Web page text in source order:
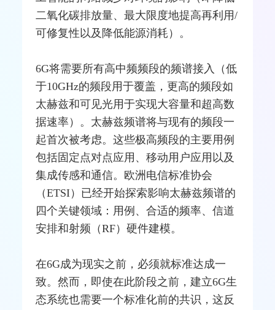
二氧化碳排放量、最大限度地提高再利用/
可修复性以及降低能源消耗）。
6G将需要所有高中频频段的频谱接入（低
于10GHz的频段用于覆盖，更高的频段如
太赫兹和可见光用于实现大容量和超高数
据速率）。太赫兹频谱将与现有的频段一
起首次被考虑。这些极高频段的主要用例
包括固定点对点应用、移动用户应用以及
集成传感和通信。欧洲电信标准协会
（ETSI）已经开始探索影响太赫兹频谱的
四个关键领域：用例、合适的频率、信道
安排和射频 （RF）硬件建模。
在6G成为现实之前，必须就标准达成一
致。然而，即使在此阶段之前，建立6G生
态系统也需要一个标准化前的共识，这反